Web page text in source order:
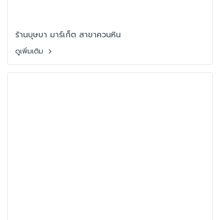
ร้านบุษบา มาร์เก็ต สาขาควนหิน
ดูเพิ่มเติม